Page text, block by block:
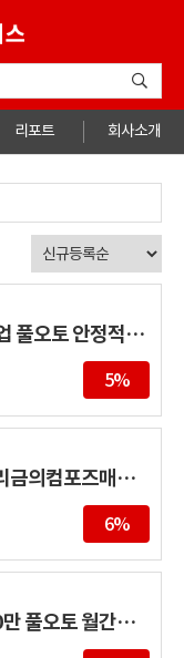
리포트 회사소개
[전북] 메가커피창업 풀오토 안정적인창업
5%
[광주]★저렴한권리금의컴포즈매장양수하실분
6%
[광주] 순수익1800만 풀오토 월간맥주